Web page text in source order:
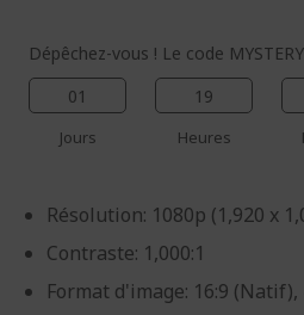
Dépêchez-vous ! Le code
01
Jours
19
Heures
Résolution: 1080p (1,920 x
Contraste: 1,000:1
Format d'image: 16:9